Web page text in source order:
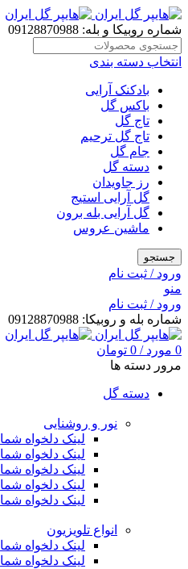
شماره روبیکا و بله: 09128870988
انتخاب دسته بندی
بادکنک آرایی
باکس گل
تاج گل
تاج گل ترحیم
جام گل
دسته گل
رز جاویدان
گل آرایی استیج
گل آرایی بله برون
ماشین عروس
جستجو
ورود / ثبت نام
منو
ورود / ثبت نام
شماره بله و روبیکا: 09128870988
0 مورد /
0 تومان
مرور دسته ها
دسته گل
نور و روشنایی
لینک دلخواه شما
لینک دلخواه شما
لینک دلخواه شما
لینک دلخواه شما
لینک دلخواه شما
انواع تلویزیون
لینک دلخواه شما
لینک دلخواه شما